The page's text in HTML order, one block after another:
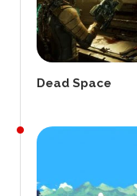
Dead Space